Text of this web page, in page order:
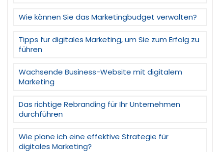
Wie können Sie das Marketingbudget verwalten?
Tipps für digitales Marketing, um Sie zum Erfolg zu
führen
Wachsende Business-Website mit digitalem
Marketing
Das richtige Rebranding für Ihr Unternehmen
durchführen
Wie plane ich eine effektive Strategie für
digitales Marketing?